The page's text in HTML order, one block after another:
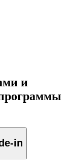
и
in